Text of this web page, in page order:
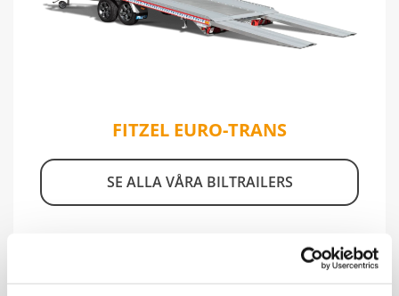
FITZEL EURO-TRANS
SE ALLA VÅRA BILTRAILERS